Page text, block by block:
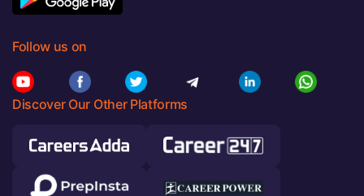
Follow us on
Discover Our Other Platforms